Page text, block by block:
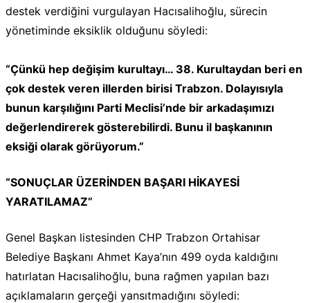
destek verdiğini vurgulayan Hacısalihoğlu, sürecin
yönetiminde eksiklik olduğunu söyledi:
“Çünkü hep değişim kurultayı… 38. Kurultaydan beri en
çok destek veren illerden birisi Trabzon. Dolayısıyla
bunun karşılığını Parti Meclisi’nde bir arkadaşımızı
değerlendirerek gösterebilirdi. Bunu il başkanının
eksiği olarak görüyorum.”
“SONUÇLAR ÜZERİNDEN BAŞARI HİKAYESİ
YARATILAMAZ”
Genel Başkan listesinden CHP Trabzon Ortahisar
Belediye Başkanı Ahmet Kaya’nın 499 oyda kaldığını
hatırlatan Hacısalihoğlu, buna rağmen yapılan bazı
açıklamaların gerçeği yansıtmadığını söyledi: